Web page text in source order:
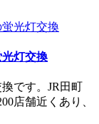
灯交換
です。JR田町
店舗近くあり、